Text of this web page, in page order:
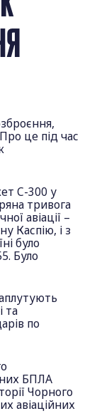
це під час
С-300 у
тривога
авіації –
Каспію, і з
було
Було
та
по
БПЛА
Чорного
авіаційних